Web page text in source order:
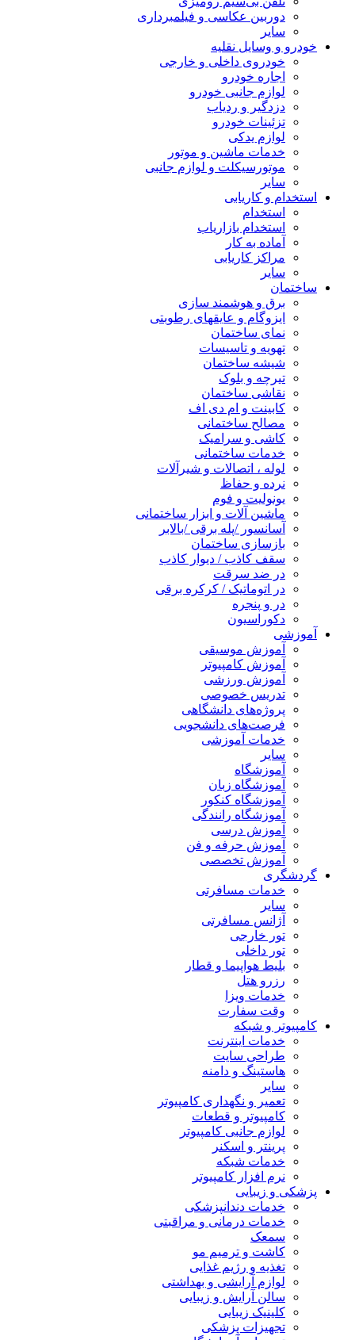
دوربین عکاسی و فیلمبرداری
سایر
خودرو و وسایل نقلیه
خودروی داخلی و خارجی
اجاره خودرو
لوازم جانبی خودرو
دزدگیر و ردیاب
تزئینات خودرو
لوازم یدکی
خدمات ماشین و موتور
موتورسیکلت و لوازم جانبی
سایر
استخدام و کاریابی
استخدام
استخدام بازاریاب
آماده به کار
مراکز کاریابی
سایر
ساختمان
برق و هوشمند سازی
ایزوگام و عایقهای رطوبتی
نمای ساختمان
تهویه و تاسیسات
شیشه ساختمان
تیرچه و بلوک
نقاشی ساختمان
کابینت و ام دی اف
مصالح ساختمانی
کاشی و سرامیک
خدمات ساختمانی
لوله ، اتصالات و شیرآلات
نرده و حفاظ
یونولیت و فوم
ماشین آلات و ابزار ساختمانی
آسانسور /پله برقی /بالابر
بازسازی ساختمان
سقف کاذب / دیوار کاذب
در ضد سرقت
در اتوماتیک / کرکره برقی
در و پنجره
دکوراسیون
آموزشی
آموزش موسیقی
آموزش کامپیوتر
آموزش ورزشی
تدریس خصوصی
پروژه‌های دانشگاهی
فرصت‌های دانشجویی
خدمات آموزشی
سایر
آموزشگاه
آموزشگاه زبان
آموزشگاه کنکور
آموزشگاه رانندگی
آموزش درسی
آموزش حرفه و فن
آموزش تخصصی
گردشگری
خدمات مسافرتی
سایر
آژانس مسافرتی
تور خارجی
تور داخلی
بلیط هواپیما و قطار
رزرو هتل
خدمات ویزا
وقت سفارت
کامپیوتر و شبکه
خدمات اینترنت
طراحی سایت
هاستینگ و دامنه
سایر
تعمیر و نگهداری کامپیوتر
کامپیوتر و قطعات
لوازم جانبی کامپیوتر
پرینتر و اسکنر
خدمات شبکه
نرم افزار کامپیوتر
پزشکی و زیبایی
خدمات دندانپزشکی
خدمات درمانی و مراقبتی
سمعک
کاشت و ترمیم مو
تغذیه و رژیم غذایی
لوازم آرایشی و بهداشتی
سالن آرایش و زیبایی
کلینیک زیبایی
تجهیزات پزشکی